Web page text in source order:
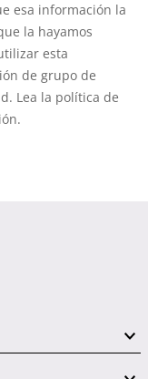
esa información la
la hayamos
esta
de grupo de
Lea la política de